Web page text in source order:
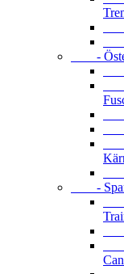
-
-
-
-
-
-
-
-
-
-
-
-
-